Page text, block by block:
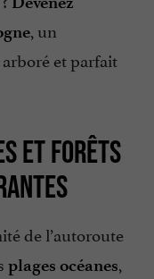
, un
et parfait
ET FORÊTS
de l’autoroute
plages océanes,